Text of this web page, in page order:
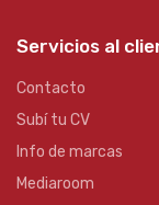
Servicios al
Contacto
Subí tu CV
Info de marcas
Mediaroom